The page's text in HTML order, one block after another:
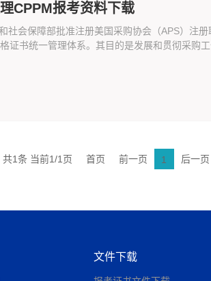
CPPM报考资料下载
社会保障部批准注册美国采购协会（APS）注
证书统一管理体系。其目的是发展和贯彻采购
共1条 当前1/1页 首页 前一页 1 后一页
文件下载